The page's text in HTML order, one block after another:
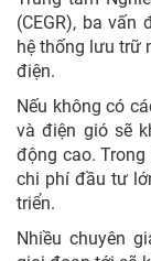
(CEGR), ba
hệ thống lưu trữ
điện.
Nếu không có
và điện gió sẽ
động cao.
chi phí đầu tư
triển.
Nhiều chuyên